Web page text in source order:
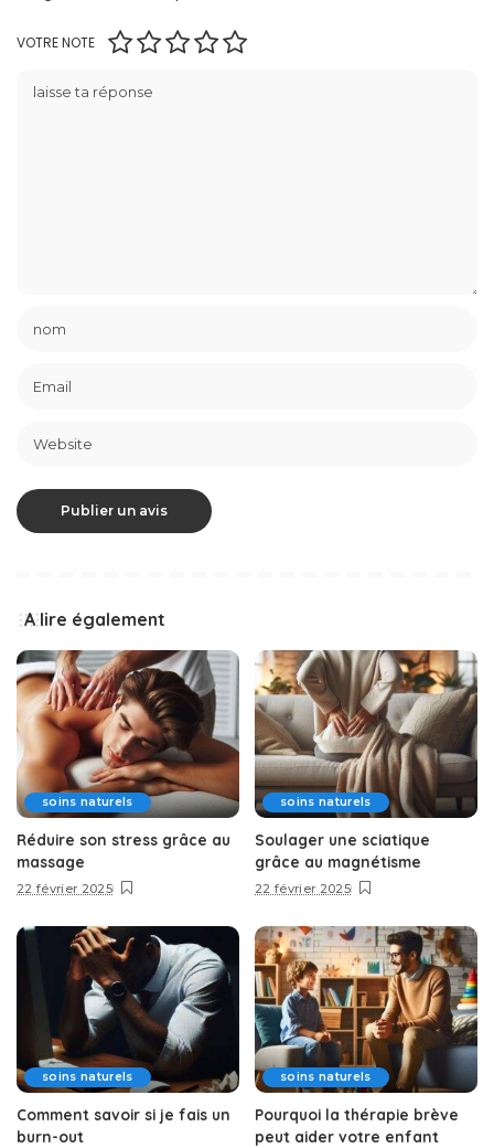
VOTRE NOTE
A lire également
soins naturels
Réduire son stress grâce au
massage
22 février 2025
soins naturels
Soulager une sciatique
grâce au magnétisme
22 février 2025
soins naturels
Comment savoir si je fais un
burn-out
soins naturels
Pourquoi la thérapie brève
peut aider votre enfant